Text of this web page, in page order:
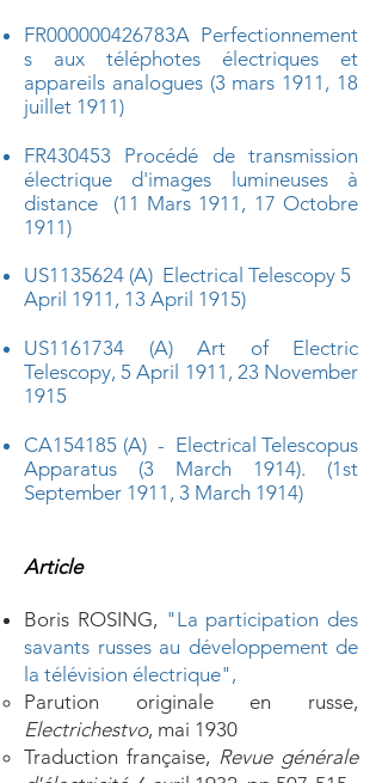
FR000000426783A Perfectionnement
s aux téléphotes électriques et
appareils analogues (3 mars 1911, 18
juillet 1911)
FR430453 Procédé de transmission
électrique d'images lumineuses à
distance (11 Mars 1911, 17 Octobre
1911)
US1135624 (A) Electrical Telescopy 5
April 1911, 13 April 1915)
US1161734 (A) Art of Electric
Telescopy, 5 April 1911, 23 November
1915
CA154185 (A) - Electrical Telescopus
Apparatus (3 March 1914). (1st
September 1911, 3 March 1914)
Article
Boris ROSING, "La participation des
savants russes au développement de
la télévision électrique",
Parution originale en russe,
Electrichestvo, mai 1930
Traduction française, Revue générale